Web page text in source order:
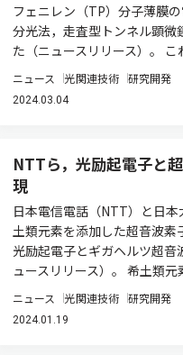
フェニレン（TP）分子薄膜
分光法，走査型トンネル顕微
た（ニュースリリース）。 こ
ニュース 光関連技術 研究開発
2024.03.04
NTTら，光励起電子と
現
日本電信電話（NTT）と日
土類元素を添加した超音波素
光励起電子とギガヘルツ超
ュースリリース）。 希土類元
ニュース 光関連技術 研究開発
2024.01.19